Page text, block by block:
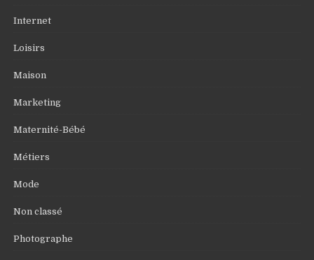
Internet
Loisirs
Maison
Marketing
Maternité-Bébé
Métiers
Mode
Non classé
Photographe